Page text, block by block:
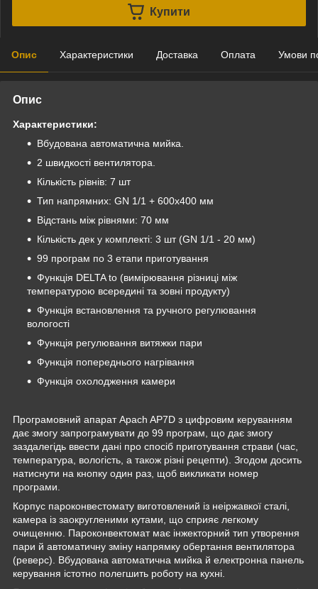
Купити
Опис Характеристики Доставка Оплата Умови
Опис
Характеристики:
Вбудована автоматична мийка.
2 швидкості вентилятора.
Кількість рівнів: 7 шт
Тип напрямних: GN 1/1 + 600х400 мм
Відстань між рівнями: 70 мм
Кількість дек у комплекті: 3 шт (GN 1/1 - 20 мм)
99 програм по 3 етапи приготування
Функція DELTA to (вимірювання різниці між
температурою всередині та зовні продукту)
Функція встановлення та ручного регулювання
вологості
Функція регулювання витяжки пари
Функція попереднього нагрівання
Функція охолодження камери
Програмовний апарат Apach AP7D з цифровим керуванням
дає змогу запрограмувати до 99 програм, що дає змогу
заздалегідь ввести дані про спосіб приготування страви (час,
температура, вологість, а також різні рецепти). Згодом досить
натиснути на кнопку один раз, щоб викликати номер
програми.
Корпус пароконвестомату виготовлений із неіржавкої сталі,
камера із заокругленими кутами, що сприяє легкому
очищенню. Пароконвектомат має інжекторний тип утворення
пари й автоматичну зміну напрямку обертання вентилятора
(реверс). Вбудована автоматична мийка й електронна панель
керування істотно полегшить роботу на кухні.